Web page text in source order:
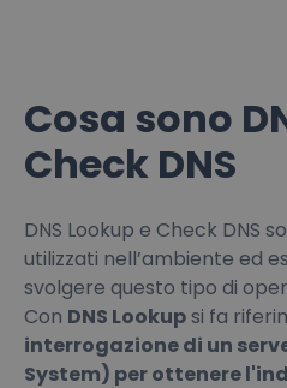
Cosa sono
Check DNS
DNS Lookup e Check DNS
utilizzati nell’ambiente ed
svolgere questo tipo di
Con DNS Lookupsi fa
interrogazione di un
System) per ottenere